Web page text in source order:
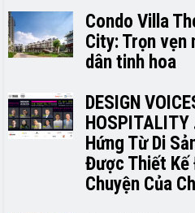
Condo Villa
City: Trọn vẹn
dân tinh hoa
DESIGN
HOSPITALITY
Hứng Từ Di
Được Thiết Kế
Chuyện Của